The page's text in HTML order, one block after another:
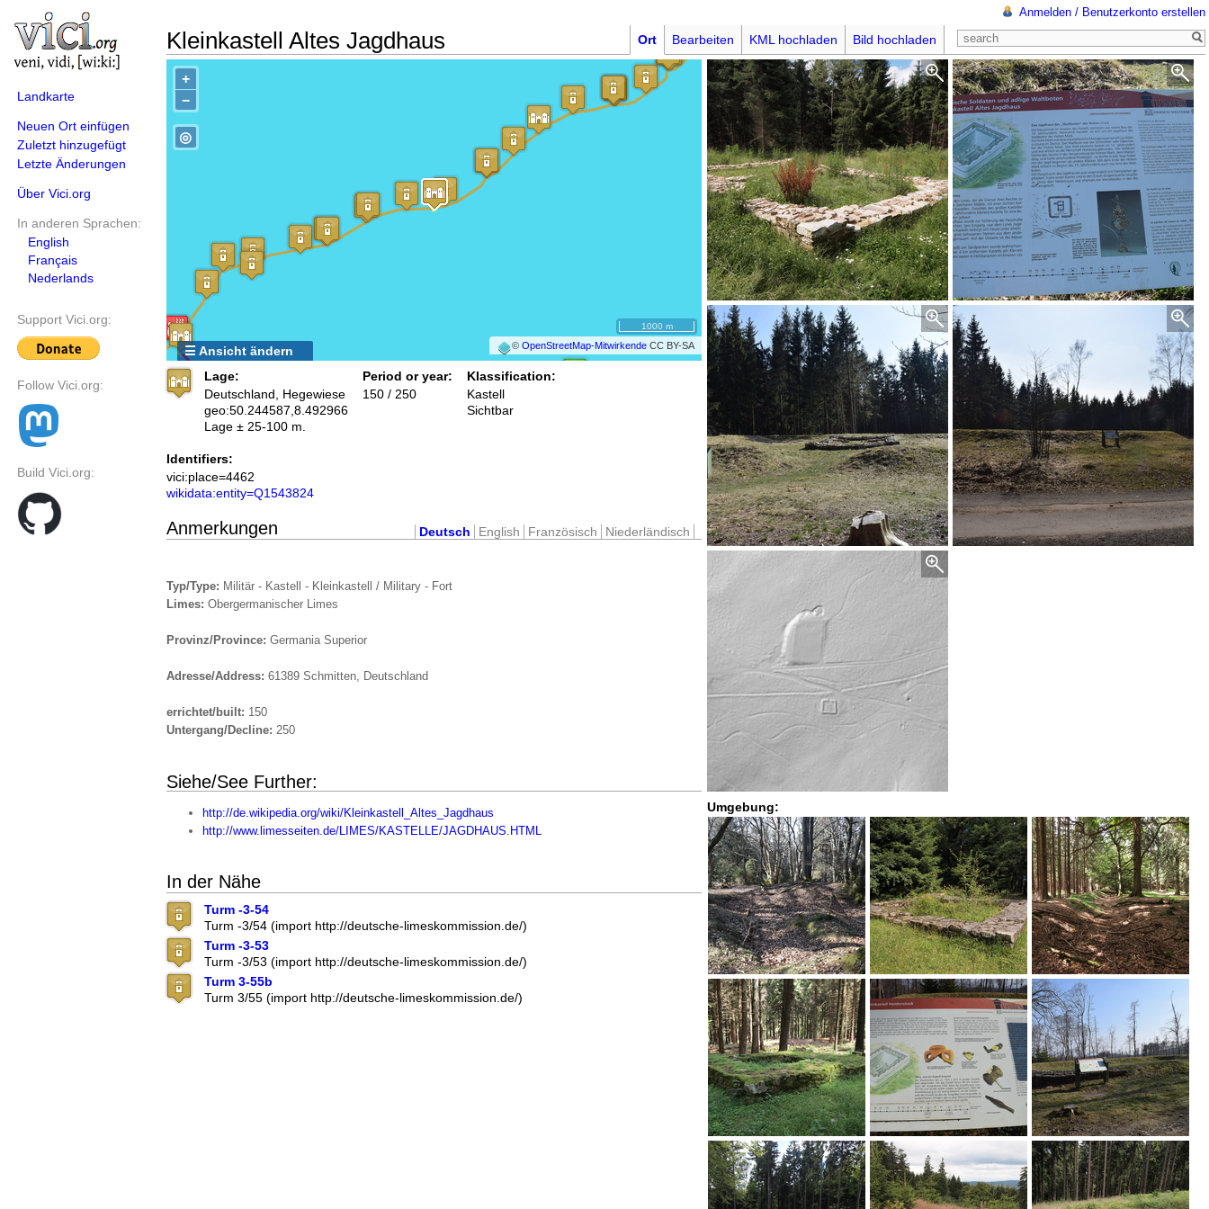
Landkarte
Neuen Ort einfügen
Zuletzt hinzugefügt
Letzte Änderungen
Über Vici.org
In anderen Sprachen:
English
Français
Nederlands
Support Vici.org:
Follow Vici.org:
Build Vici.org:
Kleinkastell Altes Jagdhaus
Anmelden / Benutzerkonto erstellen
Ort Bearbeiten KML hochladen Bild hochladen
+
−
©OpenStreetMap-Mitwirkende CC BY-SA
◎
1000 m
☰ Ansicht ändern
Umgebung:
Lage:
Deutschland, Hegewiese
geo:50.244587,8.492966
Lage ± 25-100 m.
Period or year:
150 / 250
Klassification:
Kastell
Sichtbar
Identifiers:
vici:place=4462
wikidata:entity=Q1543824
Anmerkungen Deutsch English Französisch Niederländisch
Typ/Type: Militär - Kastell - Kleinkastell / Military - Fort
Limes: Obergermanischer Limes
Provinz/Province: Germania Superior
Adresse/Address: 61389 Schmitten, Deutschland
errichtet/built: 150
Untergang/Decline: 250
Siehe/See Further:
http://de.wikipedia.org/wiki/Kleinkastell_Altes_Jagdhaus
http://www.limesseiten.de/LIMES/KASTELLE/JAGDHAUS.HTML
In der Nähe
Turm -3-54
Turm -3/54 (import http://deutsche-limeskommission.de/)
Turm -3-53
Turm -3/53 (import http://deutsche-limeskommission.de/)
Turm 3-55b
Turm 3/55 (import http://deutsche-limeskommission.de/)